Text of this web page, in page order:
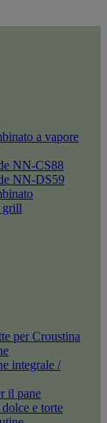
a vapore
NN-CS88
NN-DS59
grill
per Croustina
integrale /
il pane
e torte